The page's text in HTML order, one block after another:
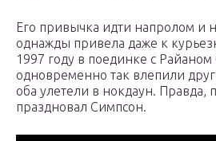
Его привычка идти напролом и
однажды привела даже к
1997 году в поединке с
одновременно так влепили друг
оба улетели в нокдаун. Правда,
праздновал Симпсон.